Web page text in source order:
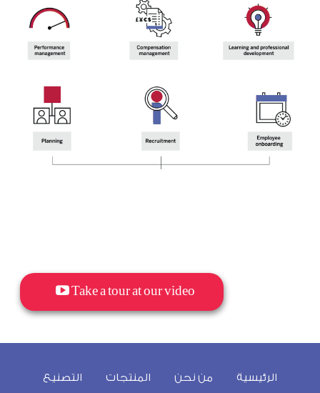
Take a tour at our video
الرئيسية من نحن المنتجات التصنيع